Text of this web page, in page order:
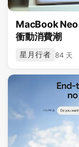
MacBook
衝動消費潮
星月行者 84 天